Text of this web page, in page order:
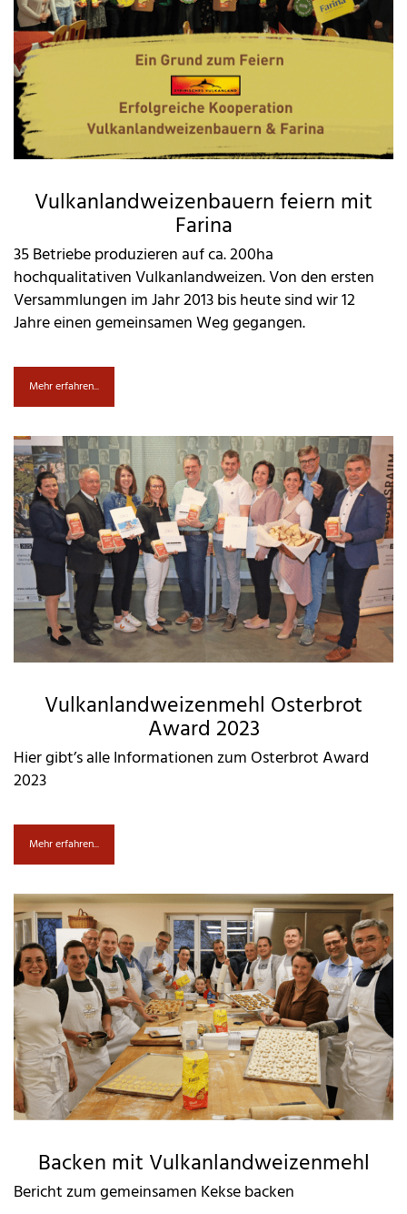
Vulkanlandweizenbauern feiern mit
Farina
35 Betriebe produzieren auf ca. 200ha
hochqualitativen Vulkanlandweizen. Von den ersten
Versammlungen im Jahr 2013 bis heute sind wir 12
Jahre einen gemeinsamen Weg gegangen.
Mehr erfahren...
Vulkanlandweizenmehl Osterbrot
Award 2023
Hier gibt’s alle Informationen zum Osterbrot Award
2023
Mehr erfahren...
Backen mit Vulkanlandweizenmehl
Bericht zum gemeinsamen Kekse backen